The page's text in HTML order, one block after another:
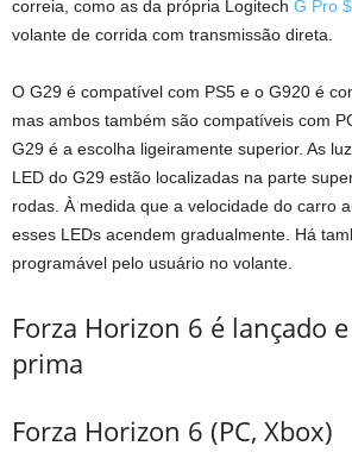
correia, como as da própria Logitech G Pro
volante de corrida com transmissão direta.
O G29 é compatível com PS5 e o G920 é
mas ambos também são compatíveis com
G29 é a escolha ligeiramente superior. As
LED do G29 estão localizadas na parte
rodas. À medida que a velocidade do carro
esses LEDs acendem gradualmente. Há
programável pelo usuário no volante.
Forza Horizon 6 é lançado
prima
Forza Horizon 6 (PC, Xbox)